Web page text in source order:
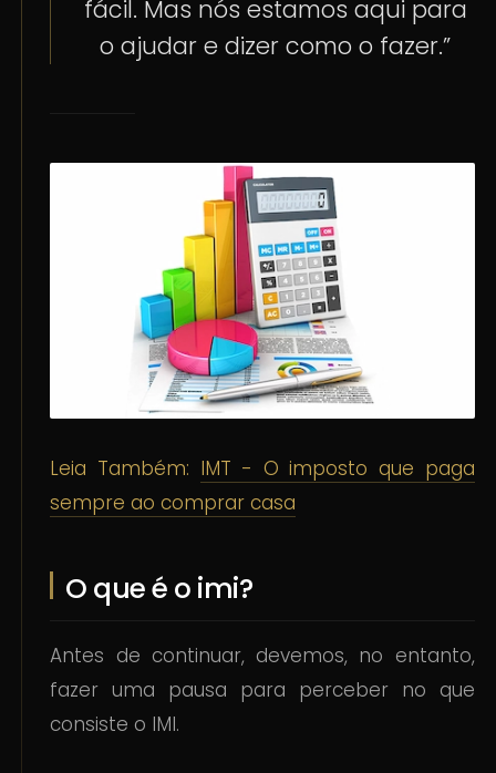
fácil. Mas nós estamos aqui para
o ajudar e dizer como o fazer.”
Leia Também: IMT - O imposto que paga
sempre ao comprar casa
O que é o imi?
Antes de continuar, devemos, no entanto,
fazer uma pausa para perceber no que
consiste o IMI.